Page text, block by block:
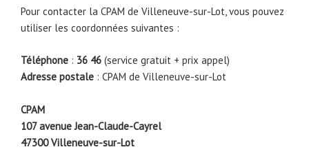
Pour contacter la CPAM de Villeneuve-sur-Lot, vous pouvez
utiliser les coordonnées suivantes :
Téléphone : 36 46 (service gratuit + prix appel)
Adresse postale : CPAM de Villeneuve-sur-Lot
CPAM
107 avenue Jean-Claude-Cayrel
47300 Villeneuve-sur-Lot